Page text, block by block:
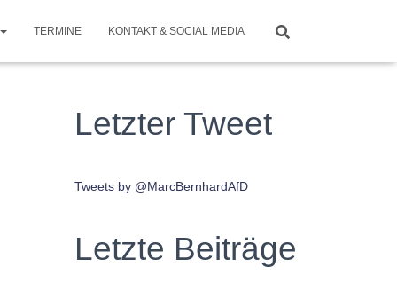
TERMINE KONTAKT & SOCIAL MEDIA
Letzter Tweet
Tweets by @MarcBernhardAfD
Letzte Beiträge